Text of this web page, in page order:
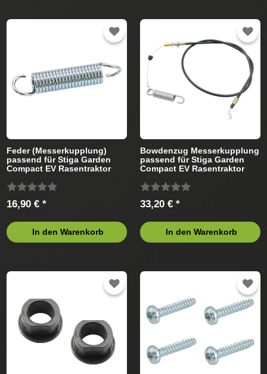
Feder (Messerkupplung)
passend für Stiga Garden
Compact EV Rasentraktor
16,90 € *
In den Warenkorb
Bowdenzug Messerkupplung
passend für Stiga Garden
Compact EV Rasentraktor
33,20 € *
In den Warenkorb